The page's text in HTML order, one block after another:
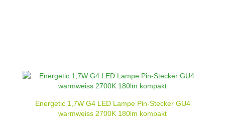
Energetic 1,7W G4 LED Lampe Pin-Stecker GU4
warmweiss 2700K 180lm kompakt